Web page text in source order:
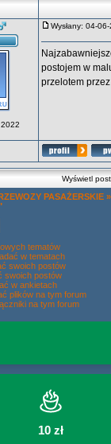
2022
Wysłany: 04-
postojem w
przelotem
Wyświetl
PASAŻERSKIE »
tematów
w tematach
swoich postów
swoich postów
w ankietach
plików na tym forum
na tym forum
10 zł